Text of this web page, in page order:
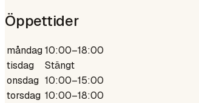
Öppettider
måndag10:00–18:00
tisdag
Stängt
onsdag 10:00–15:00
torsdag 10:00–18:00